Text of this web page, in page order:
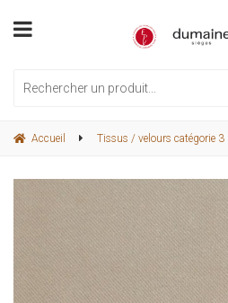
Accueil Tissus / velours catégorie 3